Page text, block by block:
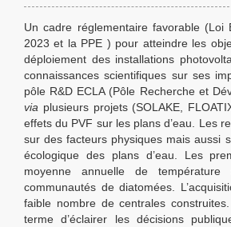
Un cadre réglementaire favorable
2023 et la PPE ) pour atteindre les
déploiement des installations
connaissances scientifiques sur ses
pôle R&D ECLA (Pôle Recherche et
via plusieurs projets (SOLAKE,
effets du PVF sur les plans d’eau. Les
sur des facteurs physiques mais aussi
écologique des plans d’eau. Les
moyenne annuelle de
communautés de diatomées.
faible nombre de centrales
terme d’éclairer les décisions